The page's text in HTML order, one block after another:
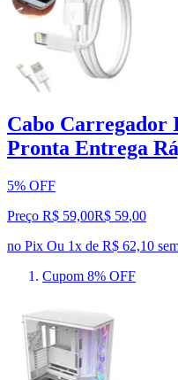
Cabo Carregador
Pronta Entrega
5% OFF
Preço R$ 59,00R$ 59,00
no Pix Ou 1x de R$ 62,10
Cupom 8% OFF